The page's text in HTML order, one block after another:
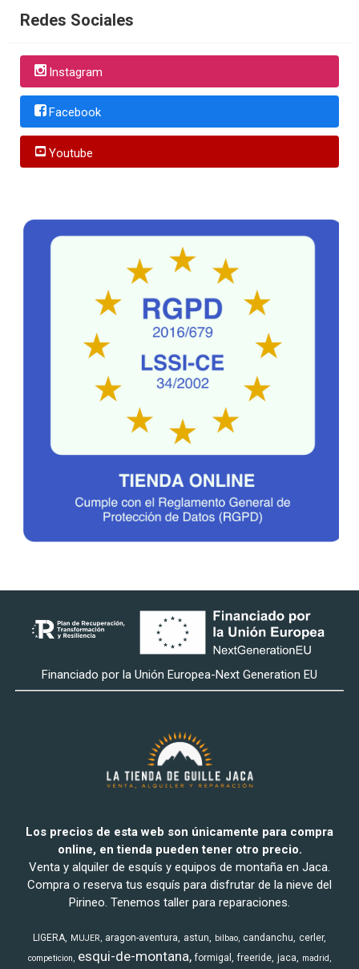
Redes Sociales
Instagram
Facebook
Youtube
Financiado por la Unión Europea-Next Generation EU
Los precios de esta web son únicamente para compra
online, en tienda pueden tener otro precio.
Venta y alquiler de esquís y equipos de montaña en Jaca.
Compra o reserva tus esquís para disfrutar de la nieve del
Pirineo. Tenemos taller para reparaciones.
LIGERA MUJER aragon-aventura astun bilbao candanchu cerler
competicion esqui-de-montana formigal freeride jaca madrid